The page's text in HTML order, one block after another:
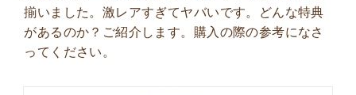
揃いました。激レアすぎてヤバいです。どんな特典
があるのか？ご紹介します。購入の際の参考になさ
ってください。